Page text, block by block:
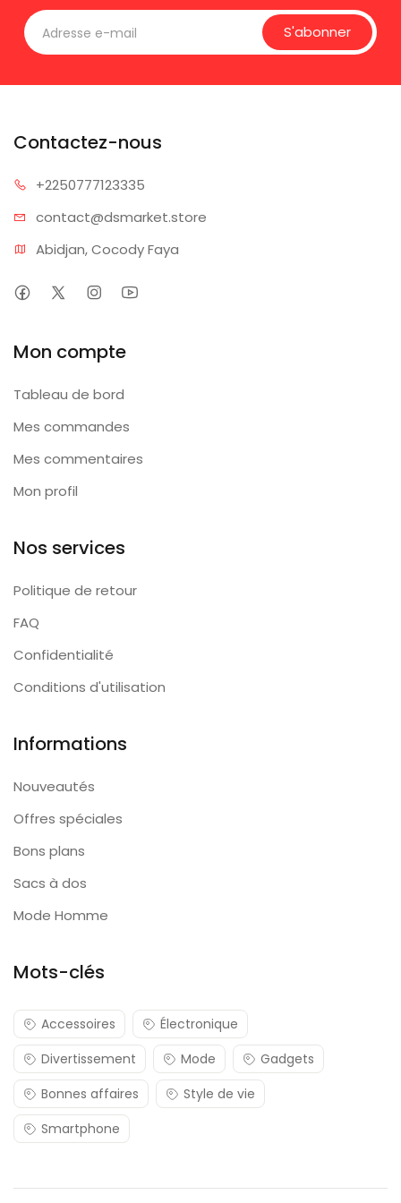
S'abonner
Contactez-nous
+2250777123335
contact@dsmarket.store
Abidjan, Cocody Faya
Mon compte
Tableau de bord
Mes commandes
Mes commentaires
Mon profil
Nos services
Politique de retour
FAQ
Confidentialité
Conditions d'utilisation
Informations
Nouveautés
Offres spéciales
Bons plans
Sacs à dos
Mode Homme
Mots-clés
Accessoires
Électronique
Divertissement
Mode
Gadgets
Bonnes affaires
Style de vie
Smartphone